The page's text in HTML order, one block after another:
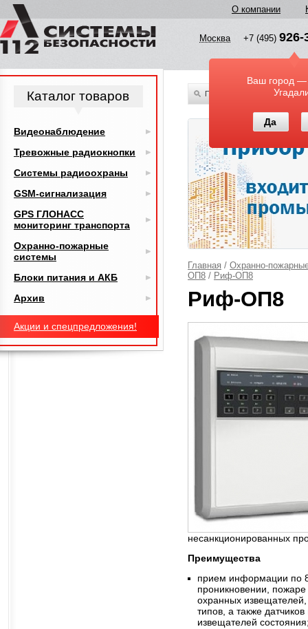
О компании
Москва +7 (495) 926-
Ваш город —
Да
По всему каталогу
Главная / Охранно-
ОП8 / Риф-ОП8
Риф-ОП8
несанкционированных
Преимущества
прием информации по
проникновении,
охранных
типов, а также
извещателей
Каталог товаров
Видеонаблюдение
Тревожные радиокнопки
Системы радиоохраны
GSM-сигнализация
GPS ГЛОНАСС
мониторинг транспорта
Охранно-пожарные
системы
Блоки питания и АКБ
Архив
Акции и спецпредложения!